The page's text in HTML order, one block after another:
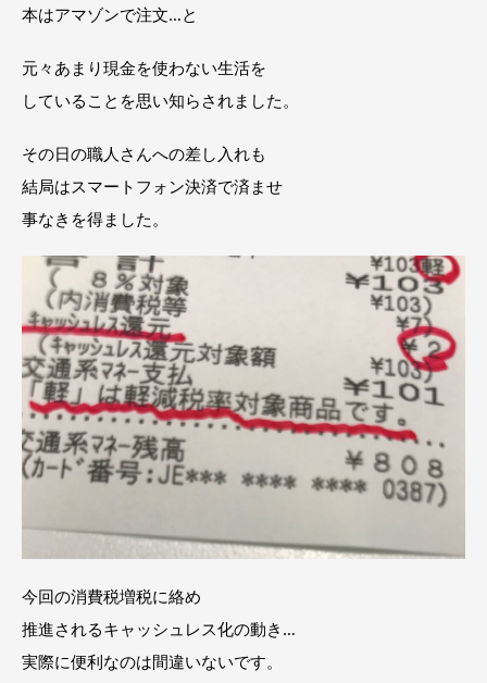
本はアマゾンで注文…と
元々あまり現金を使わない生活を
していることを思い知らされました。
その日の職人さんへの差し入れも
結局はスマートフォン決済で済ませ
事なきを得ました。
今回の消費税増税に絡め
推進されるキャッシュレス化の動き…
実際に便利なのは間違いないです。